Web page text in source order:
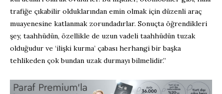
trafiğe çıkabilir olduklarından emin olmak için düzenli araç
muayenesine katlanmak zorundadırlar. Sonuçta öğrendikleri
şey, taahhüdün, özellikle de uzun vadeli taahhüdün tuzak
olduğudur ve ‘ilişki kurma’ çabası herhangi bir başka
tehlikeden çok bundan uzak durmayı bilmelidir.”